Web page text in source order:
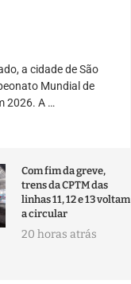
a cidade de São
Mundial de
2026. A …
Com fim da greve,
trens da CPTM das
linhas 11, 12 e 13 voltam
a circular
20 horas atrás